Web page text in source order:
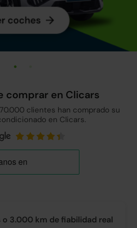
comprar en Clicars
clientes han comprado su
en Clicars.
o 3.000 km defiabilidad real